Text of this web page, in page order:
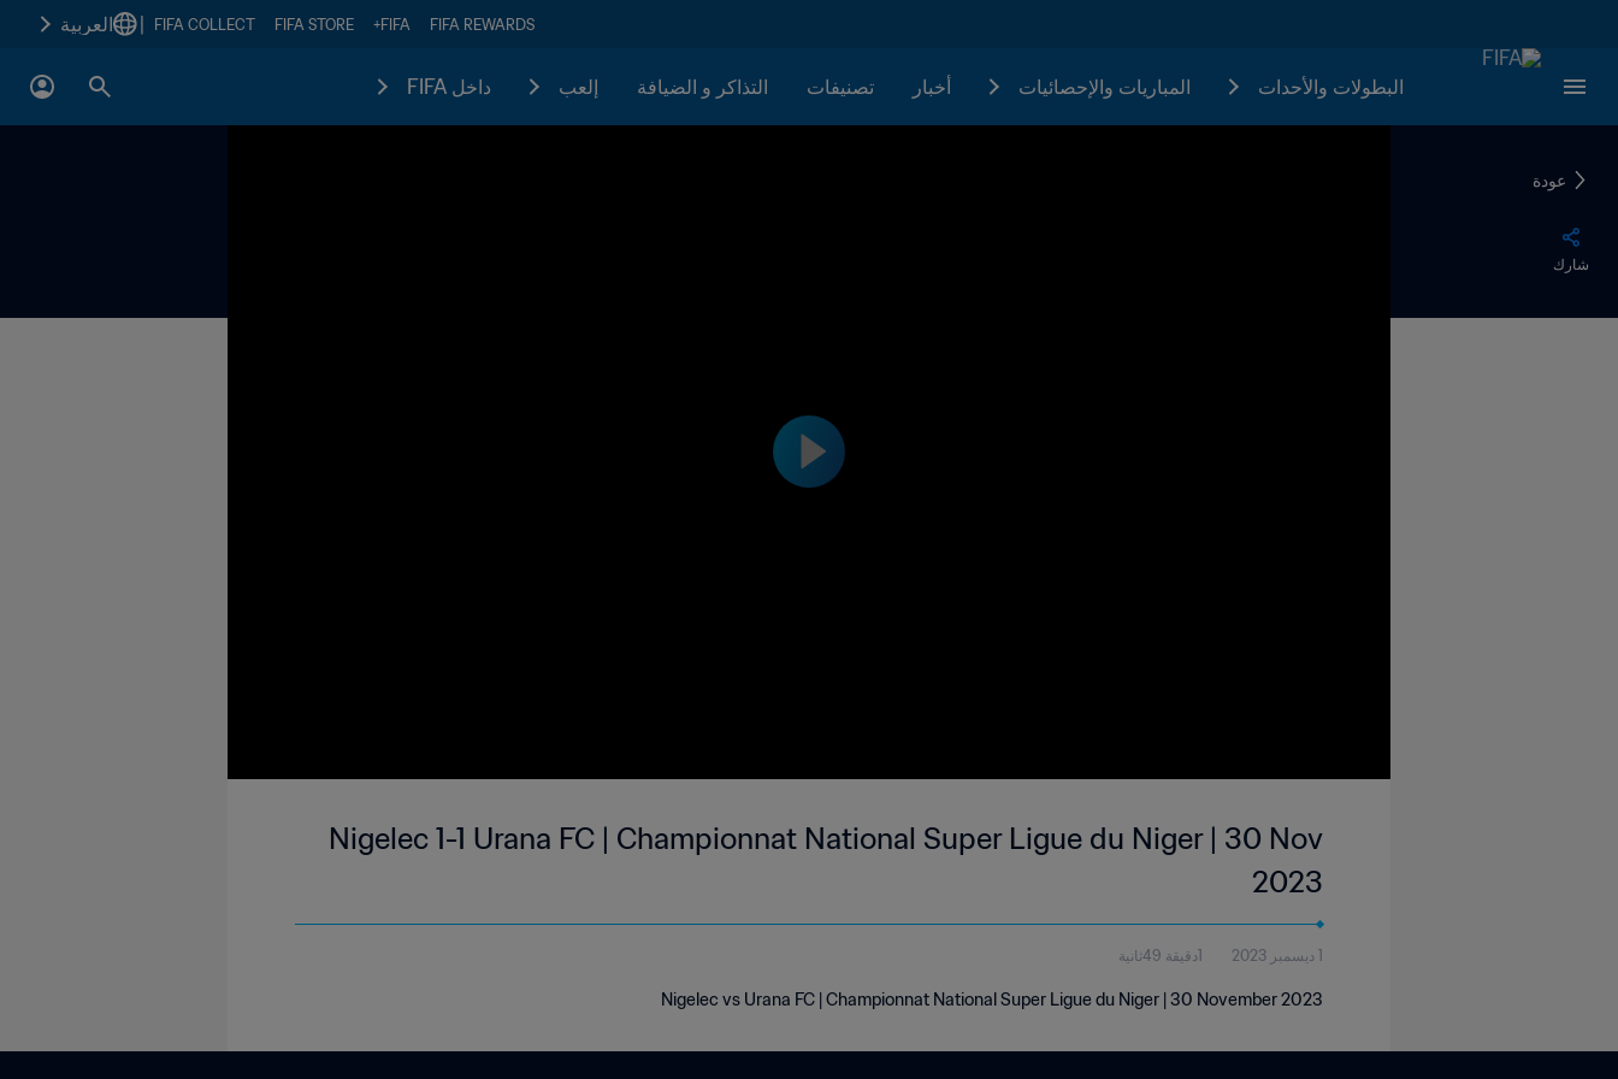
FIFA REWARDS
FIFA+
FIFA STORE
FIFA COLLECT العربية
البطولات والأحدات المباريات والإحصائيات أخبار تصنيفات التذاكر و الضيافة إلعب داخل FIFA
عودة
شارك
Nigelec 1-1 Urana FC | Championnat National Super Ligue du Niger | 30 Nov
2023
1 ديسمبر 2023 1دقيقة 49ثانية
Nigelec vs Urana FC | Championnat National Super Ligue du Niger | 30 November 2023